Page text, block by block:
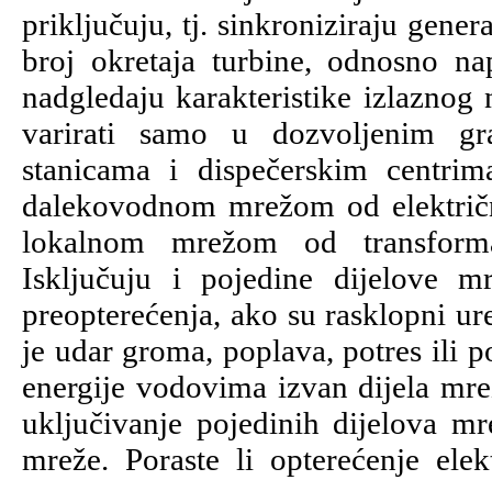
priključuju, tj. sinkroniziraju
broj okretaja turbine, odnosno
nadgledaju karakteristike
varirati samo u dozvoljenim
stanicama i dispečerskim
dalekovodnom mrežom od
lokalnom mrežom od
Isključuju i pojedine dijelove
preopterećenja, ako su rasklopni
je udar groma, poplava, potres ili
energije vodovima izvan dijela
uključivanje pojedinih dijelova
mreže. Poraste li opterećenje